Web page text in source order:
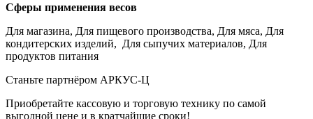
Сферы применения весов
Для магазина, Для пищевого производства, Для мяса, Для
кондитерских изделий, Для сыпучих материалов, Для
продуктов питания
Станьте партнёром АРКУС-Ц
Приобретайте кассовую и торговую технику по самой
выгодной цене и в кратчайшие сроки!